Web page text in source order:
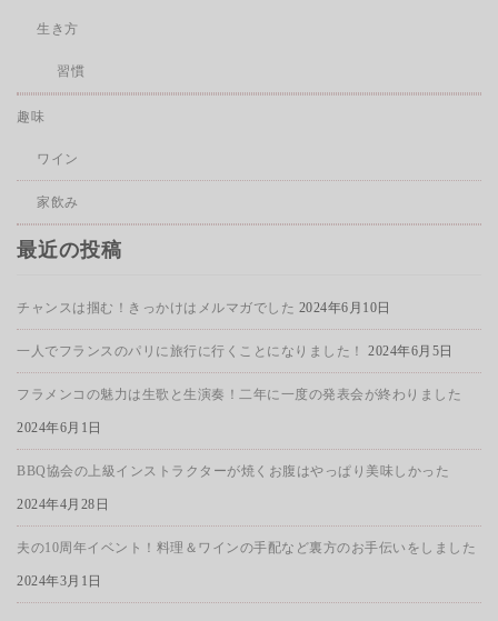
生き方
習慣
趣味
ワイン
家飲み
最近の投稿
チャンスは掴む！きっかけはメルマガでした 2024年6月10日
一人でフランスのパリに旅行に行くことになりました！ 2024年6月5日
フラメンコの魅力は生歌と生演奏！二年に一度の発表会が終わりました
2024年6月1日
BBQ協会の上級インストラクターが焼くお腹はやっぱり美味しかった
2024年4月28日
夫の10周年イベント！料理＆ワインの手配など裏方のお手伝いをしました
2024年3月1日